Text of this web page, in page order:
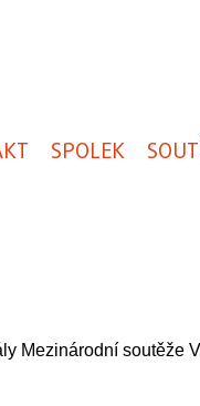
SPOLEK
Mezinárodní